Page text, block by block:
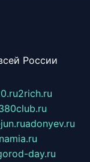
России
2rich.ru
adonyev.ru
day.ru